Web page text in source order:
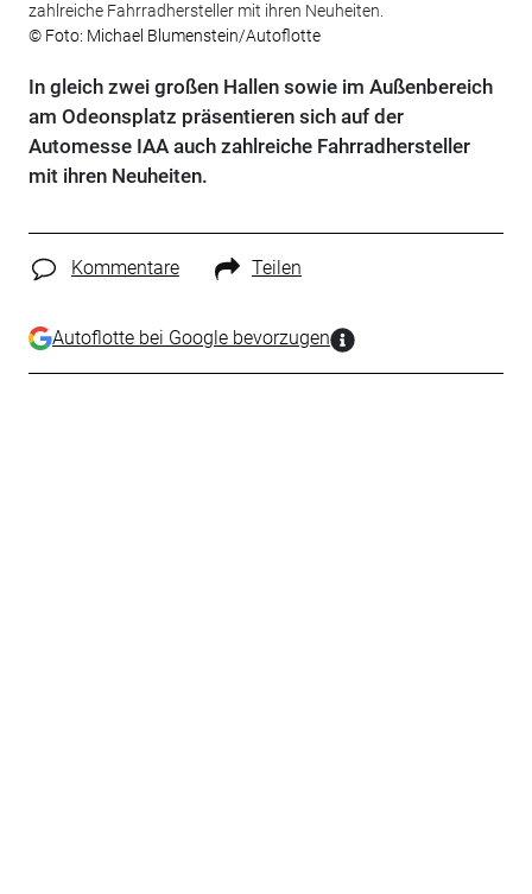
zahlreiche Fahrradhersteller mit ihren Neuheiten.
© Foto: Michael Blumenstein/Autoflotte
In gleich zwei großen Hallen sowie im Außenbereich
am Odeonsplatz präsentieren sich auf der
Automesse IAA auch zahlreiche Fahrradhersteller
mit ihren Neuheiten.
Kommentare Teilen
Autoflotte bei Google bevorzugen